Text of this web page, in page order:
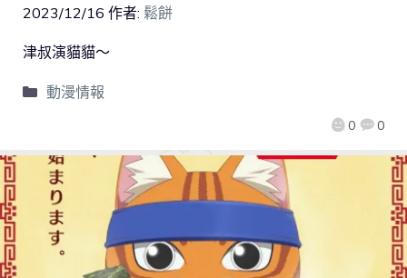
2023/12/16 作者: 鬆餅
0 0
津叔演貓貓～
動漫情報